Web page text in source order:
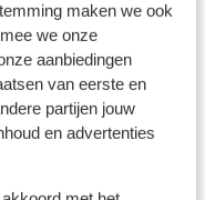
maken we ook
we onze
aanbiedingen
van eerste en
partijen jouw
en advertenties